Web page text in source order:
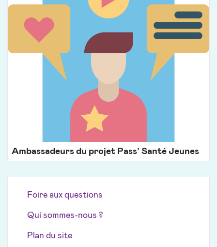
Ambassadeurs du projet Pass’ Santé Jeunes
Foire aux questions
Qui sommes-nous ?
Plan du site